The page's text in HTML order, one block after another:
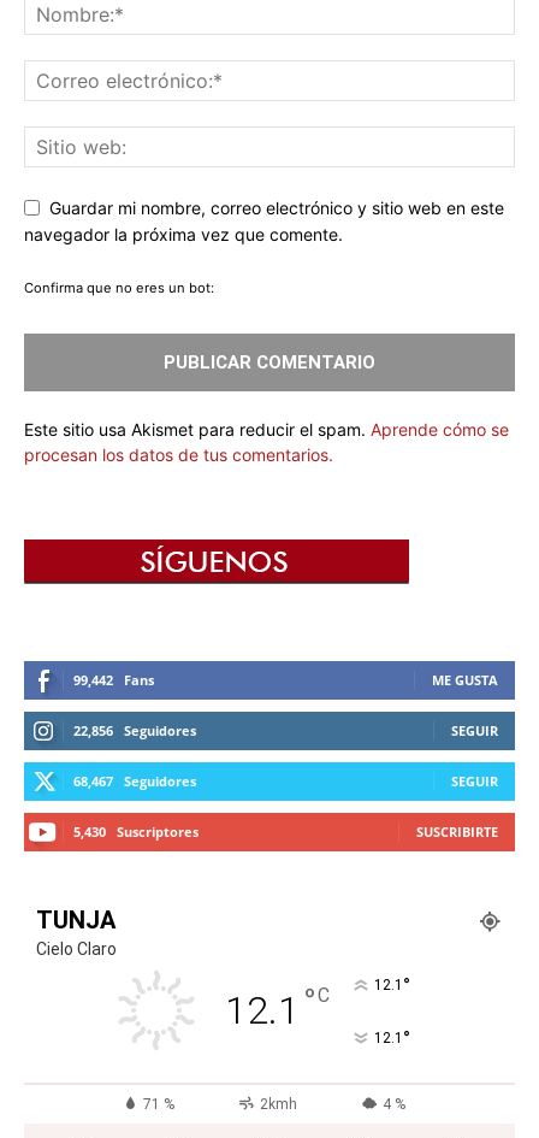
Guardar mi nombre, correo electrónico y sitio web en este
navegador la próxima vez que comente.
Confirma que no eres un bot:
Este sitio usa Akismet para reducir el spam. Aprende cómo se
procesan los datos de tus comentarios.
99,442 Fans ME GUSTA
22,856 Seguidores SEGUIR
68,467 Seguidores SEGUIR
5,430 Suscriptores SUSCRIBIRTE
TUNJA
Cielo Claro
12.1 °C 12.1 °
12.1 °
71 % 2kmh 4 %